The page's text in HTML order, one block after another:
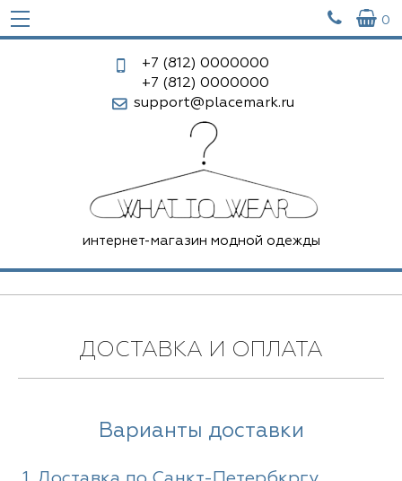
  0
+7 (812) 0000000
+7 (812) 0000000
support@placemark.ru
интернет-магазин модной одежды
ДОСТАВКА И ОПЛАТА
Варианты доставки